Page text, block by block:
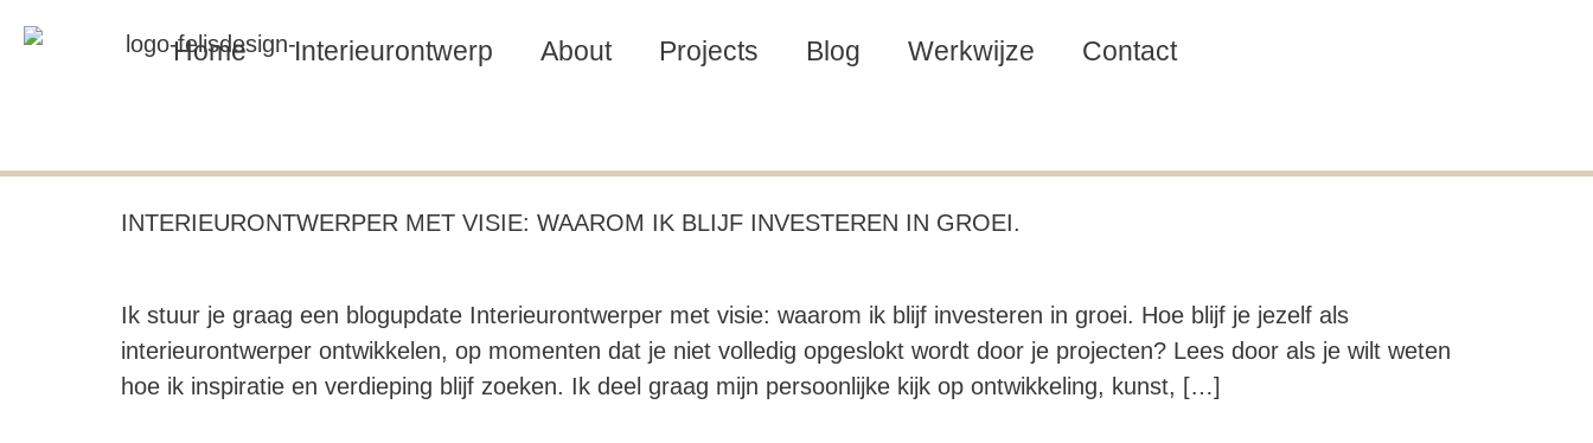
Home Interieurontwerp About Projects Blog Werkwijze Contact
INTERIEURONTWERPER MET VISIE: WAAROM IK BLIJF INVESTEREN IN GROEI.
Ik stuur je graag een blogupdate Interieurontwerper met visie: waarom ik blijf investeren in groei. Hoe blijf je jezelf als
interieurontwerper ontwikkelen, op momenten dat je niet volledig opgeslokt wordt door je projecten? Lees door als je wilt weten
hoe ik inspiratie en verdieping blijf zoeken. Ik deel graag mijn persoonlijke kijk op ontwikkeling, kunst, […]